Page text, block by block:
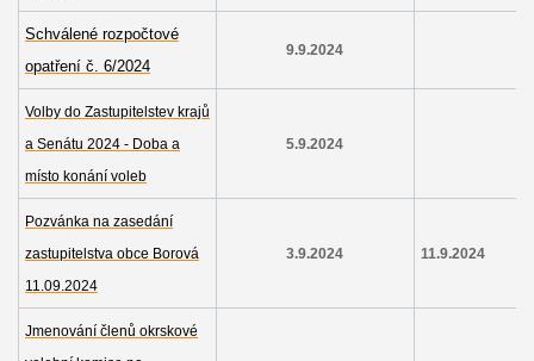
Schválené rozpočtové
opatření č. 6/2024
9.9.2024
Volby do Zastupitelstev krajů
a Senátu 2024 - Doba a
místo konání voleb
5.9.2024
Pozvánka na zasedání
zastupitelstva obce Borová
11.09.2024
3.9.2024 11.9.2024
Jmenování členů okrskové